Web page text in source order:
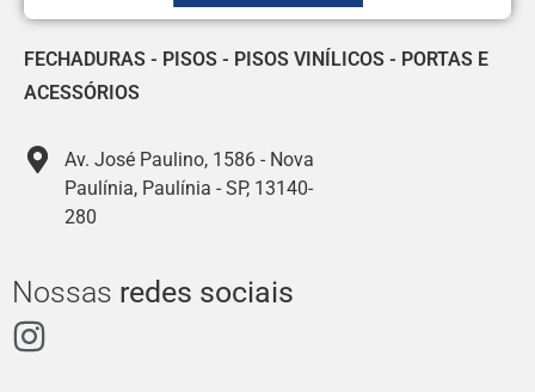
FECHADURAS - PISOS - PISOS VINÍLICOS - PORTAS E
ACESSÓRIOS
Av. José Paulino, 1586 - Nova
Paulínia, Paulínia - SP, 13140-
280
Nossas redes sociais